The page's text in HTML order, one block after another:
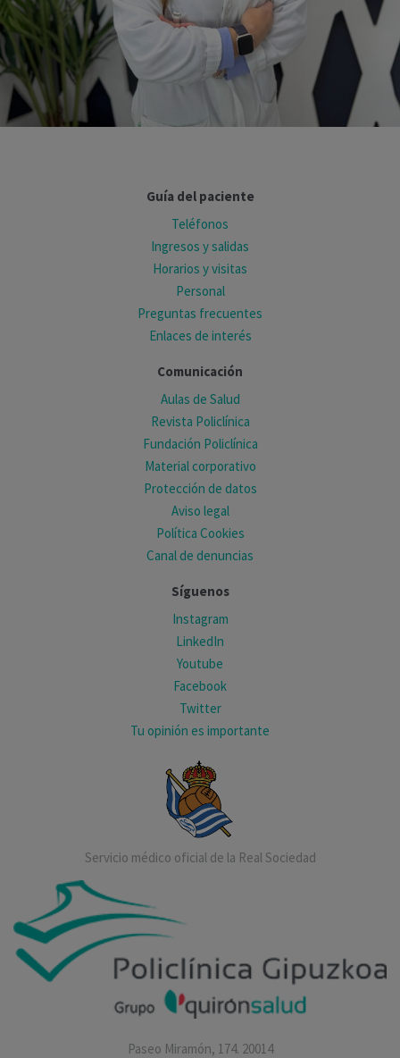
Guía del paciente
Teléfonos
Ingresos y salidas
Horarios y visitas
Personal
Preguntas frecuentes
Enlaces de interés
Comunicación
Aulas de Salud
Revista Policlínica
Fundación Policlínica
Material corporativo
Protección de datos
Aviso legal
Política Cookies
Canal de denuncias
Síguenos
Instagram
LinkedIn
Youtube
Facebook
Twitter
Tu opinión es importante
Servicio médico oficial de la Real Sociedad
Paseo Miramón, 174. 20014